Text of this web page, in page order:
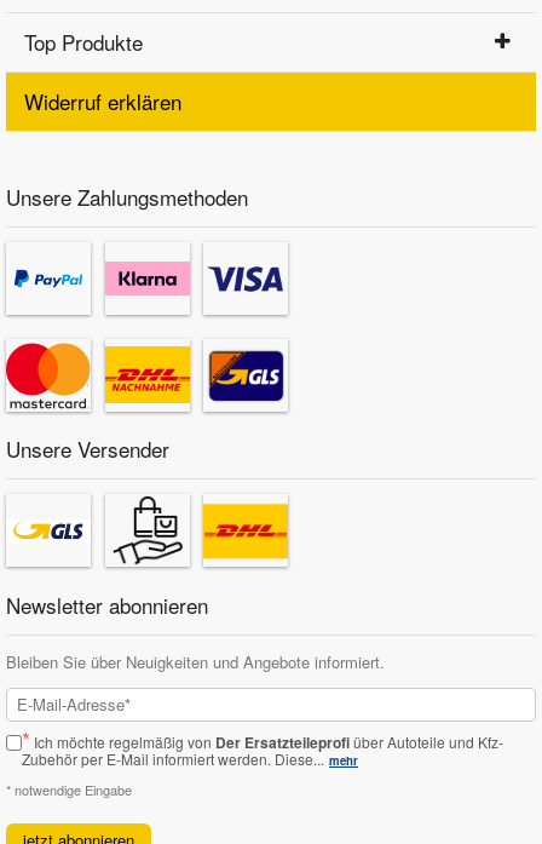
Top Produkte
Widerruf erklären
Unsere Zahlungsmethoden
Unsere Versender
Newsletter abonnieren
Bleiben Sie über Neuigkeiten und Angebote informiert.
* Ich möchte regelmäßig von Der Ersatzteileprofiüber Autoteile und Kfz-
Zubehör per E-Mail informiert werden. Diese... mehr
* notwendige Eingabe